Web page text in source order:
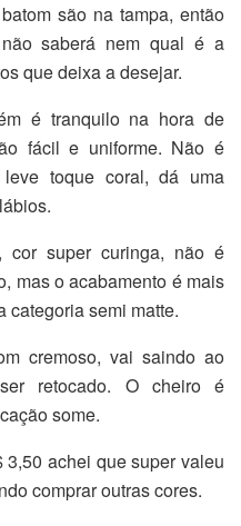
são na tampa, então
saberá nem qual é a
que deixa a desejar.
é tranquilo na hora de
fácil e uniforme. Não é
toque coral, dá uma
cor super curinga, não é
mas o acabamento é mais
categoria semi matte.
cremoso, vai saindo ao
retocado. O cheiro é
some.
achei que super valeu
comprar outras cores.